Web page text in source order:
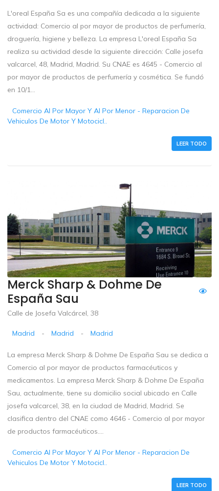
L'oreal España Sa es una compañía dedicada a la siguiente
actividad: Comercio al por mayor de productos de perfumería,
droguería, higiene y belleza. La empresa L'oreal España Sa
realiza su actividad desde la siguiente dirección: Calle josefa
valcarcel, 48, Madrid, Madrid. Su CNAE es 4645 - Comercio al
por mayor de productos de perfumería y cosmética. Se fundó
en 10/1...
Comercio Al Por Mayor Y Al Por Menor - Reparacion De
Vehiculos De Motor Y Motocicl..
LEER TODO
Merck Sharp & Dohme De
España Sau
Calle de Josefa Valcárcel, 38
Madrid - Madrid - Madrid
La empresa Merck Sharp & Dohme De España Sau se dedica a
Comercio al por mayor de productos farmacéuticos y
medicamentos. La empresa Merck Sharp & Dohme De España
Sau, actualmente, tiene su domicilio social ubicado en Calle
josefa valcarcel, 38, en la ciudad de Madrid, Madrid. Se
clasifica dentro del CNAE como 4646 - Comercio al por mayor
de productos farmacéuticos....
Comercio Al Por Mayor Y Al Por Menor - Reparacion De
Vehiculos De Motor Y Motocicl..
LEER TODO